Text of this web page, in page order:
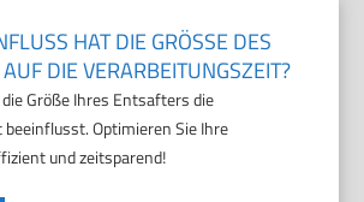
HAT DIE GRÖSSE DES E
DIE VERARBEITUNGSZEIT?
Größe Ihres Entsafters die
Optimieren Sie Ihre
und zeitsparend!